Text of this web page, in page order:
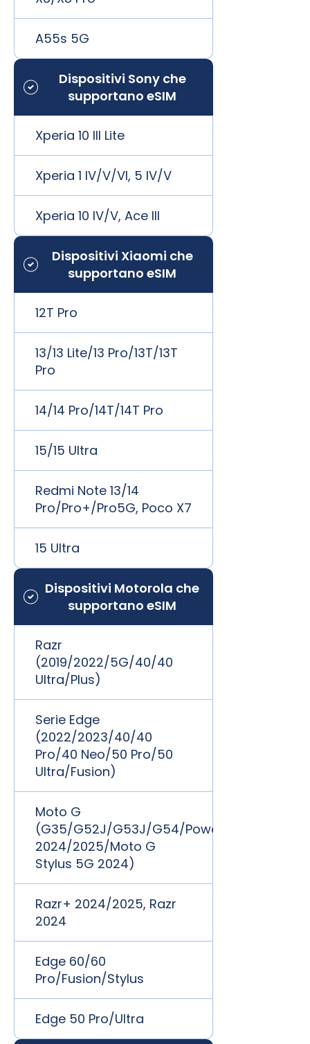
A55s 5G
Dispositivi Sony che
supportano eSIM
Xperia 10 III Lite
Xperia 1 IV/V/VI, 5 IV/V
Xperia 10 IV/V, Ace III
Dispositivi Xiaomi che
supportano eSIM
12T Pro
13/13 Lite/13 Pro/13T/13T
Pro
14/14 Pro/14T/14T Pro
15/15 Ultra
Redmi Note 13/14
Pro/Pro+/Pro5G, Poco X7
15 Ultra
Dispositivi Motorola che
supportano eSIM
Razr
(2019/2022/5G/40/40
Ultra/Plus)
Serie Edge
(2022/2023/40/40
Pro/40 Neo/50 Pro/50
Ultra/Fusion)
Moto G
(G35/G52J/G53J/G54/Power
2024/2025/Moto G
Stylus 5G 2024)
Razr+ 2024/2025, Razr
2024
Edge 60/60
Pro/Fusion/Stylus
Edge 50 Pro/Ultra